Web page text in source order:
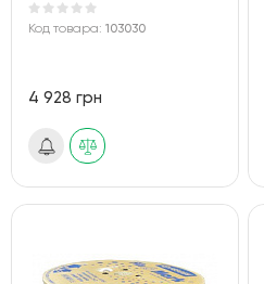
Код товара: 103030
4 928 грн